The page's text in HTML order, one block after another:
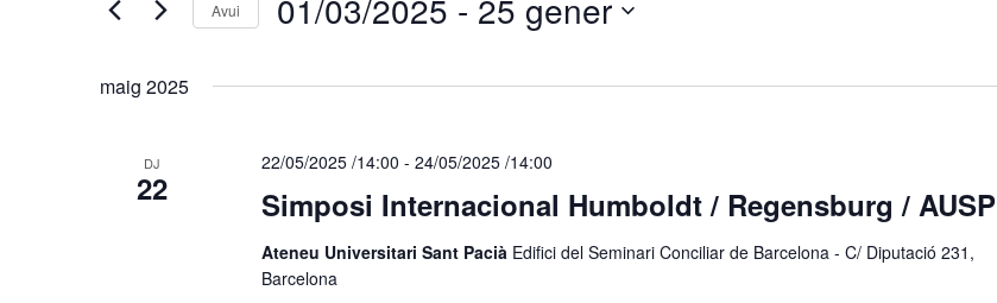
Cerqueu
per
Avui 01/03/2025 - 25 gener
maig 2025
DJ
22 Simposi Internacional ​Humboldt / Regensburg / AUSP
22/05/2025 /14:00 - 24/05/2025 /14:00
Ateneu Universitari Sant Pacià Edifici del Seminari Conciliar de Barcelona - C/ Diputació 231,
Barcelona